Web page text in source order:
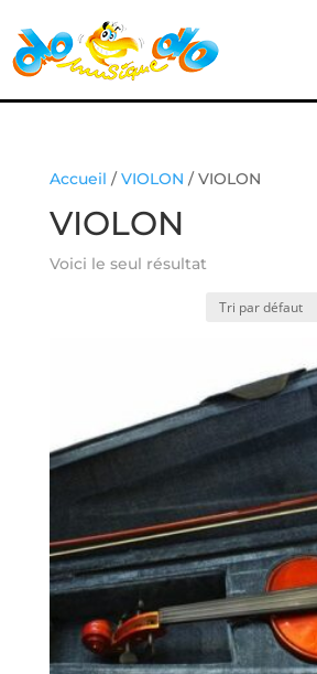
Accueil /VIOLON / VIOLON
VIOLON
Voici le seul résultat